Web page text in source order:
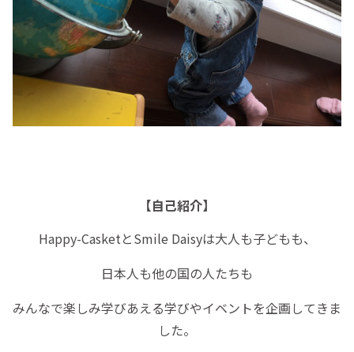
【自己紹介】
Happy-CasketとSmile Daisyは大人も子どもも、
日本人も他の国の人たちも
みんなで楽しみ学びあえる学びやイベントを企画してきま
した。